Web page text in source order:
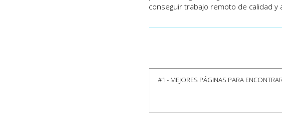
conseguir trabajo remoto de calidad y
#1 - MEJORES PÁGINAS PARA